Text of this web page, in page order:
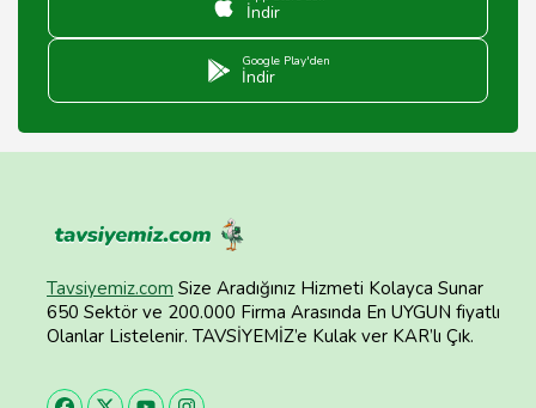
İndir
Google Play'den
İndir
Tavsiyemiz.com Size Aradığınız Hizmeti Kolayca Sunar
650 Sektör ve 200.000 Firma Arasında En UYGUN fiyatlı
Olanlar Listelenir. TAVSİYEMİZ’e Kulak ver KAR’lı Çık.